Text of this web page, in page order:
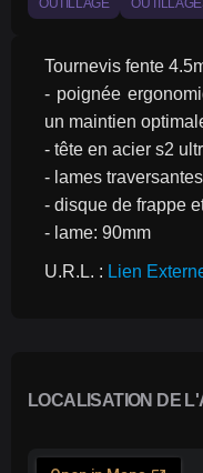
OUTILLAGE
Tournevis fente
- poignée
un maintien
- tête en acier s2
- lames
- disque de frappe
- lame: 90mm
U.R.L. : Lien
LOCALISATION DE